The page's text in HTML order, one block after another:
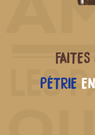
PÉTRIE EN